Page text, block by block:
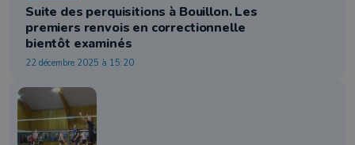
Suite des perquisitions à Bouillon. Les
premiers renvois en correctionnelle
bientôt examinés
22 décembre 2025 à 15:20